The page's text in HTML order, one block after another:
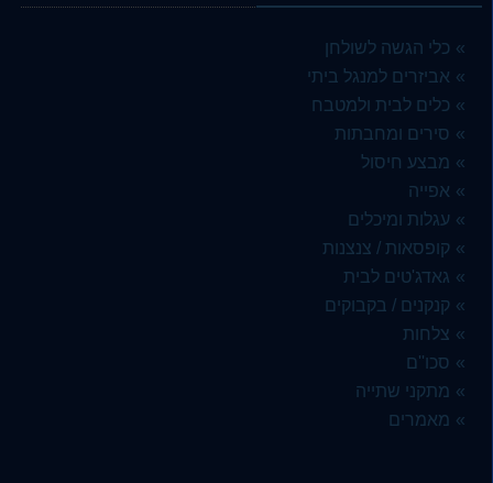
כלי הגשה לשולחן
אביזרים למנגל ביתי
כלים לבית ולמטבח
סירים ומחבתות
מבצע חיסול
אפייה
עגלות ומיכלים
קופסאות / צנצנות
גאדג'טים לבית
קנקנים / בקבוקים
צלחות
סכו''ם
מתקני שתייה
מאמרים